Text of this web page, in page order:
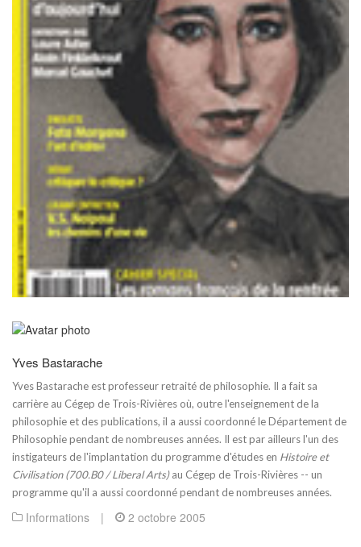
Yves Bastarache
Yves Bastarache est professeur retraité de philosophie. Il a fait sa
carrière au Cégep de Trois-Rivières où, outre l'enseignement de la
philosophie et des publications, il a aussi coordonné le Département de
Philosophie pendant de nombreuses années. Il est par ailleurs l'un des
instigateurs de l'implantation du programme d'études en Histoire et
Civilisation (700.B0 / Liberal Arts)au Cégep de Trois-Rivières -- un
programme qu'il a aussi coordonné pendant de nombreuses années.
Informations | 2 octobre 2005